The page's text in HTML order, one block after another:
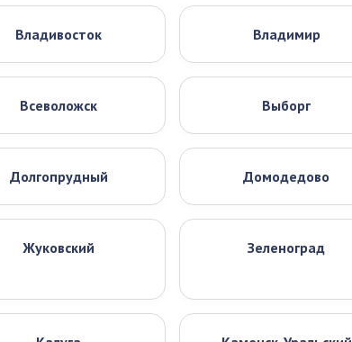
Владивосток Владимир
Всеволожск Выборг
Долгопрудный Домодедово
Жуковский Зеленоград